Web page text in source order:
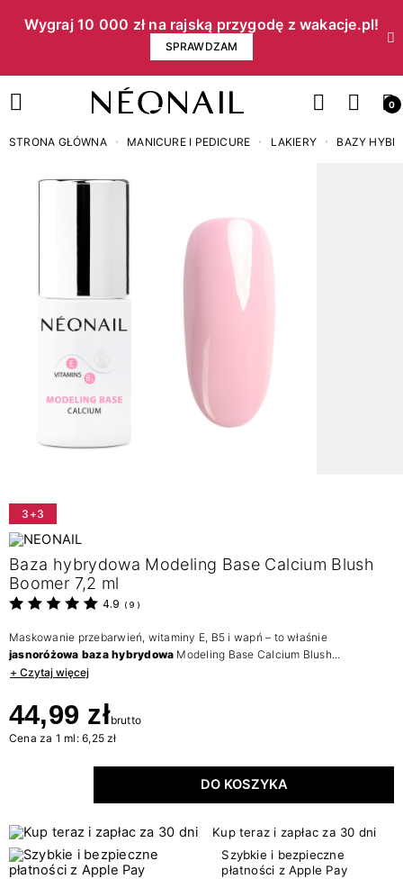
Wygraj 10 000 zł na rajską przygodę z wakacje.pl!​
SPRAWDZAM
0
STRONA GŁÓWNA MANICURE I PEDICURE LAKIERY BAZY
3+3
Baza hybrydowa Modeling Base Calcium Blush
Boomer 7,2 ml
4.9 ( 9 )
Maskowanie przebarwień, witaminy E, B5 i wapń – to właśnie
jasnoróżowa baza hybrydowa Modeling Base Calcium Blush...
+ Czytaj więcej
44,99 złbrutto
Cena za 1 ml: 6,25 zł
DO KOSZYKA
Kup teraz i zapłac za 30 dni
Szybkie i bezpieczne
płatności z Apple Pay